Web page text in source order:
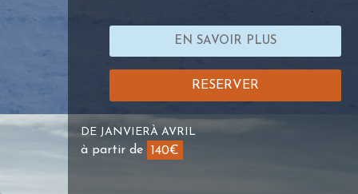
EN SAVOIR PLUS
RESERVER
DE JANVIERÀ AVRIL
à partir de 140€